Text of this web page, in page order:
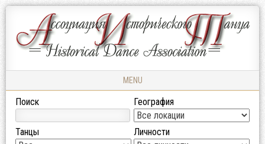
АССОЦИАЦИЯ
ИСТОРИЧЕСКОГО
Ассоциация
Исторического
Танца
MENU
Skip to content
Поиск География
Танцы Личности